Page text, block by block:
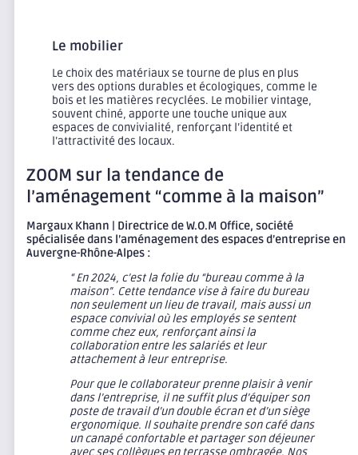
Le mobilier
Le choix des matériaux se tourne de plus en plus
vers des options durables et écologiques, comme le
bois et les matières recyclées. Le mobilier vintage,
souvent chiné, apporte une touche unique aux
espaces de convivialité, renforçant l’identité et
l’attractivité des locaux.
ZOOM sur la tendance de
l’aménagement “comme à la maison”
Margaux Khann | Directrice de W.O.M Office, société
spécialisée dans l’aménagement des espaces d’entreprise en
Auvergne-Rhône-Alpes :
“ En 2024, c’est la folie du “bureau comme à la
maison”. Cette tendance vise à faire du bureau
non seulement un lieu de travail, mais aussi un
espace convivial où les employés se sentent
comme chez eux, renforçant ainsi la
collaboration entre les salariés et leur
attachement à leur entreprise.
Pour que le collaborateur prenne plaisir à venir
dans l’entreprise, il ne suffit plus d’équiper son
poste de travail d’un double écran et d’un siège
ergonomique. Il souhaite prendre son café dans
un canapé confortable et partager son déjeuner